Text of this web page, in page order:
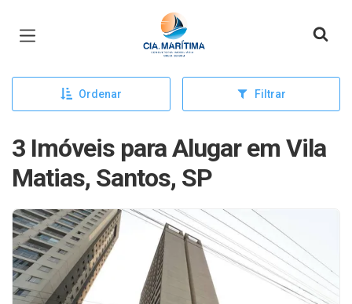
Página inicial
Ordenar Filtrar
3 Imóveis para Alugar em Vila
Matias, Santos, SP